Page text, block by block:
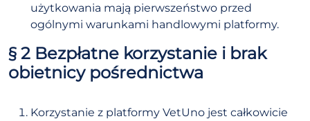
użytkowania mają pierwszeństwo przed
ogólnymi warunkami handlowymi platformy.
§ 2 Bezpłatne korzystanie i brak
obietnicy pośrednictwa
Korzystanie z platformy VetUno jest całkowicie